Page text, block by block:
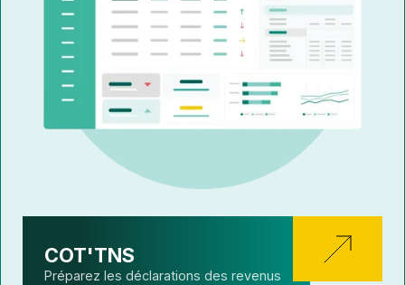
COT'TNS
Préparez les déclarations des revenus